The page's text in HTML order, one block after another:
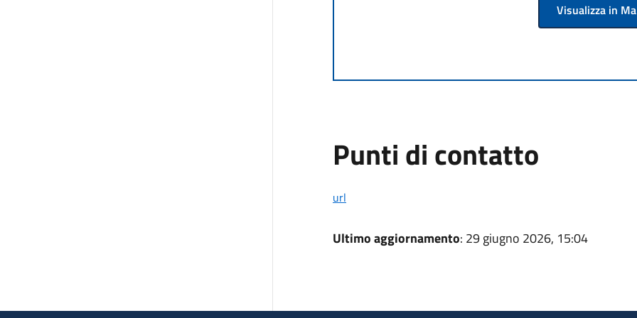
Visualizza in
Punti di contatto
url
Ultimo aggiornamento: 29 giugno 2026, 15:04